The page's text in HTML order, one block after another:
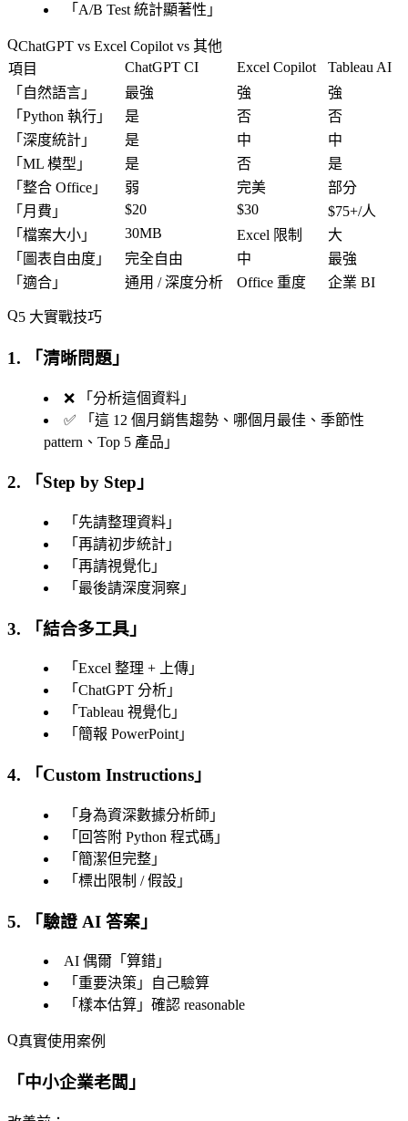
「 A/B Test 統計顯著性 」
ChatGPT vs Excel Copilot vs 其他
項目
ChatGPT CI Excel Copilot
Tableau AI
「 自然語言 」 最強 強
強
「 Python 執行 」 是 否
否
「 深度統計 」 是 中
中
「 ML 模型 」 是 否
是
「 整合 Office 」 弱 完美
部分
「 月費 」 $20 $30
$75+/人
「 檔案大小 」 30MB Excel 限制
大
「 圖表自由度 」 完全自由 中
最強
「 適合 」 通用 / 深度分析 Office 重度 企業 BI
5 大實戰技巧
1. 「清晰問題 」
❌ 「 分析這個資料 」
✅ 「 這 12 個月銷售趨勢、哪個月最佳、季節性
pattern、Top 5 產品 」
2. 「 Step by Step 」
「 先請整理資料 」
「 再請初步統計 」
「 再請視覺化 」
「 最後請深度洞察 」
3. 「結合多工具 」
「 Excel 整理 + 上傳 」
「 ChatGPT 分析 」
「 Tableau 視覺化 」
「 簡報 PowerPoint 」
4. 「Custom Instructions」
「 身為資深數據分析師 」
「 回答附 Python 程式碼 」
「 簡潔但完整 」
「 標出限制 / 假設 」
5. 「驗證 AI 答案 」
AI 偶爾「 算錯 」
「 重要決策 」自己驗算
「 樣本估算 」確認 reasonable
真實使用案例
「 中小企業老闆 」